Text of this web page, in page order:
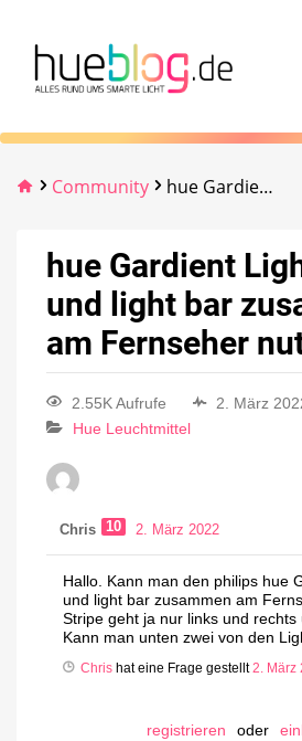
Community hue Gardient Lightstrip und light bar zusammen am Fernseher nutzen?
hue Gardient
und light bar
am Fernseher
2.55K Aufrufe
2. März
Hue Leuchtmittel
Chris 10 2. März 2022
Hallo. Kann man den philips hue
und light bar zusammen am
Stripe geht ja nur links und rechts
Kann man unten zwei von den
Chris hat eine Frage gestellt2. März
registrieren oder